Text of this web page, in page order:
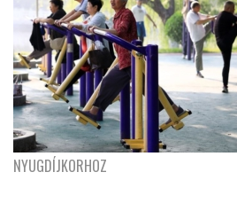
NYUGDÍJKORHOZ